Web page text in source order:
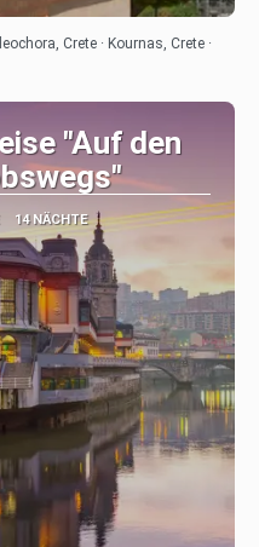
Crete · Kournas, Crete ·
"Auf den
14 NÄCHTE